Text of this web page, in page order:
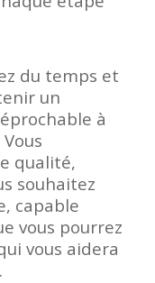
du temps et
un
à
qualité,
souhaitez
capable
vous pourrez
vous aidera